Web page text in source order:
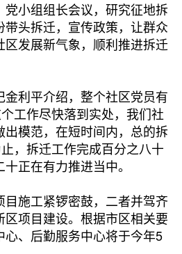
小组组长会议，研究征地拆
头拆迁，宣传政策，让群众
发展新气象，顺利推进拆迁
利平介绍，整个社区党员有
工作尽快落到实处，我们社
模范，在短时间内，总的拆
，拆迁工作完成百分之八十
正在有力推进当中。
施工紧锣密鼓，二者并驾齐
项目建设。根据市区相关要
、后勤服务中心将于今年5